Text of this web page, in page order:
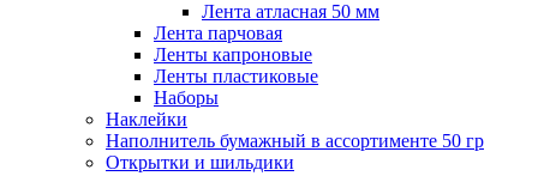
Лента атласная 50 мм
Лента парчовая
Ленты капроновые
Ленты пластиковые
Наборы
Наклейки
Наполнитель бумажный в ассортименте 50 гр
Открытки и шильдики